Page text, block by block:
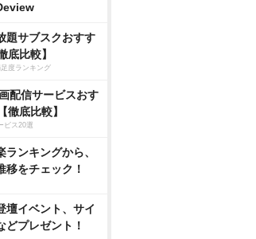
題サブスクおすす
底比較】
度ランキング
配信サービスおす
徹底比較】
ビス20選
ランキングから、
移をチェック！
壇イベント、サイ
どプレゼント！